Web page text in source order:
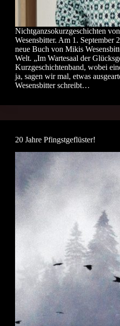
Nichtganzsokurzgeschichten
Wesensbitter. Am 1. September
neue Buch von Mikis
Welt. „Im Wartesaal der
Kurzgeschichtenband, wobei
ja, sagen wir mal, etwas
Wesensbitter schreibt…
20 Jahre Pfingstgeflüster!